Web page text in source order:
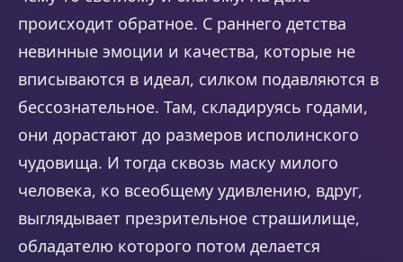
происходит обратное. С раннего детства
невинные эмоции и качества, которые не
вписываются в идеал, силком подавляются в
бессознательное. Там, складируясь годами,
они дорастают до размеров исполинского
чудовища. И тогда сквозь маску милого
человека, ко всеобщему удивлению, вдруг,
выглядывает презрительное страшилище,
обладателю которого потом делается